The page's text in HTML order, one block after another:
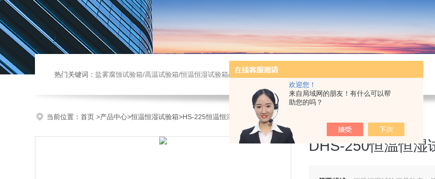
欢迎您！
来自局域网的朋友！有什么可以帮
助您的吗？
热门关键词： 盐雾腐蚀试验箱/高温试验箱/恒温恒湿试验箱/紫外光老化试验箱/鼓风干燥箱/振动试验机/耐臭氧老化试验箱
当前位置： 首页 >产品中心>恒温恒湿试验箱>HS-225恒温恒湿试验箱 >武汉中科万通DHS-250恒温恒湿试验机
DHS-250恒温恒湿